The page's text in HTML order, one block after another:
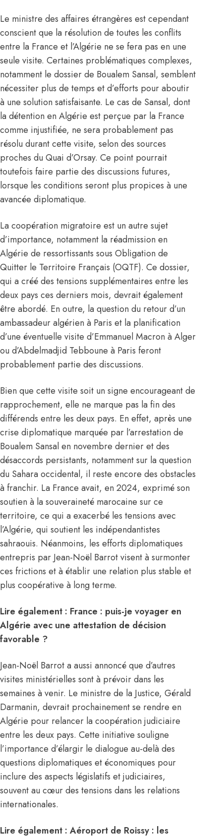
Le ministre des affaires étrangères est cependant
conscient que la résolution de toutes les conflits
entre la France et l’Algérie ne se fera pas en une
seule visite. Certaines problématiques complexes,
notamment le dossier de Boualem Sansal, semblent
nécessiter plus de temps et d’efforts pour aboutir
à une solution satisfaisante. Le cas de Sansal, dont
la détention en Algérie est perçue par la France
comme injustifiée, ne sera probablement pas
résolu durant cette visite, selon des sources
proches du Quai d’Orsay. Ce point pourrait
toutefois faire partie des discussions futures,
lorsque les conditions seront plus propices à une
avancée diplomatique.
La coopération migratoire est un autre sujet
d’importance, notamment la réadmission en
Algérie de ressortissants sous Obligation de
Quitter le Territoire Français (OQTF). Ce dossier,
qui a créé des tensions supplémentaires entre les
deux pays ces derniers mois, devrait également
être abordé. En outre, la question du retour d’un
ambassadeur algérien à Paris et la planification
d’une éventuelle visite d’Emmanuel Macron à Alger
ou d’Abdelmadjid Tebboune à Paris feront
probablement partie des discussions.
Bien que cette visite soit un signe encourageant de
rapprochement, elle ne marque pas la fin des
différends entre les deux pays. En effet, après une
crise diplomatique marquée par l’arrestation de
Boualem Sansal en novembre dernier et des
désaccords persistants, notamment sur la question
du Sahara occidental, il reste encore des obstacles
à franchir. La France avait, en 2024, exprimé son
soutien à la souveraineté marocaine sur ce
territoire, ce qui a exacerbé les tensions avec
l’Algérie, qui soutient les indépendantistes
sahraouis. Néanmoins, les efforts diplomatiques
entrepris par Jean-Noël Barrot visent à surmonter
ces frictions et à établir une relation plus stable et
plus coopérative à long terme.
Lire également : France : puis-je voyager en
Algérie avec une attestation de décision
favorable ?
Jean-Noël Barrot a aussi annoncé que d’autres
visites ministérielles sont à prévoir dans les
semaines à venir. Le ministre de la Justice, Gérald
Darmanin, devrait prochainement se rendre en
Algérie pour relancer la coopération judiciaire
entre les deux pays. Cette initiative souligne
l’importance d’élargir le dialogue au-delà des
questions diplomatiques et économiques pour
inclure des aspects législatifs et judiciaires,
souvent au cœur des tensions dans les relations
internationales.
Lire également : Aéroport de Roissy : les